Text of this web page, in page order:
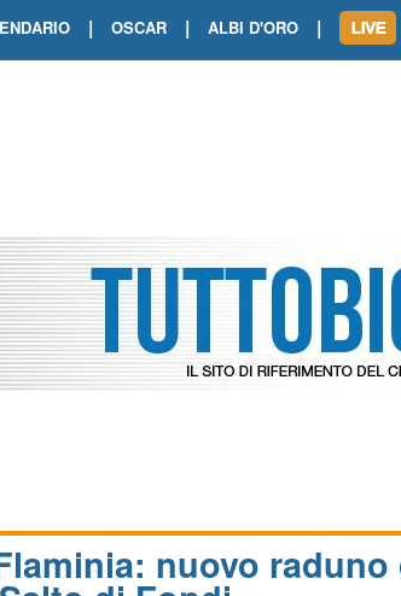
| OSCAR | ALBI D'ORO |
TOUR
TOUR
nuovo raduno